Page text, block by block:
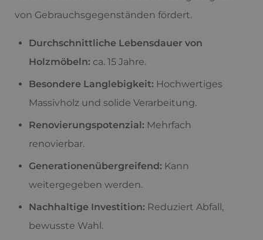
von Gebrauchsgegenständen fördert.
Durchschnittliche Lebensdauer von
Holzmöbeln: ca. 15 Jahre.
Besondere Langlebigkeit: Hochwertiges
Massivholz und solide Verarbeitung.
Renovierungspotenzial: Mehrfach
renovierbar.
Generationenübergreifend: Kann
weitergegeben werden.
Nachhaltige Investition: Reduziert Abfall,
bewusste Wahl.